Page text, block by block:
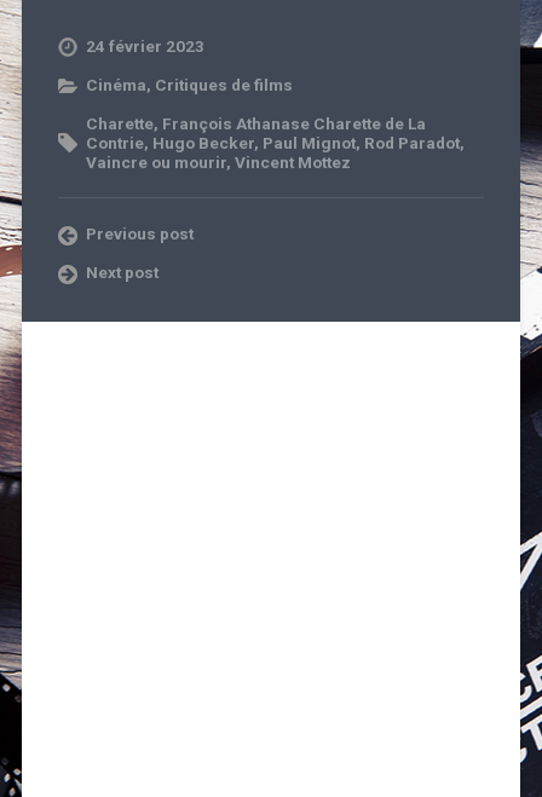
24 février 2023
Cinéma, Critiques de films
Charette, François Athanase Charette de La
Contrie, Hugo Becker, Paul Mignot, Rod Paradot,
Vaincre ou mourir, Vincent Mottez
Previous post
Next post